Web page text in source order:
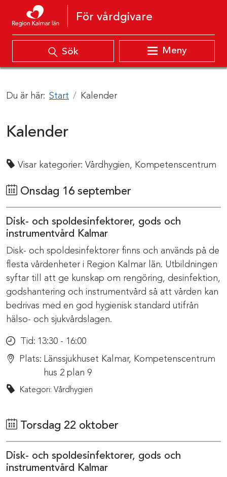
Hoppa till innehåll
För vårdgivare
Sök Meny
Du är här: Start Kalender
Kalender
Visar kategorier: Vårdhygien, Kompetenscentrum
Onsdag 16 september
Disk- och spoldesinfektorer, gods och
instrumentvård Kalmar
Disk- och spoldesinfektorer finns och används på de
flesta vårdenheter i Region Kalmar län. Utbildningen
syftar till att ge kunskap om rengöring, desinfektion,
godshantering och instrumentvård så att vården kan
bedrivas med en god hygienisk standard utifrån
hälso- och sjukvårdslagen.
Tid: 13:30 - 16:00
Plats: Länssjukhuset Kalmar, Kompetenscentrum
hus 2 plan 9
Kategori: Vårdhygien
Torsdag 22 oktober
Disk- och spoldesinfektorer, gods och
instrumentvård Kalmar